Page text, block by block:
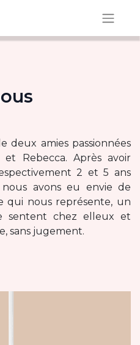
deux amies passionnées
Rebecca. Après avoir
2 et 5 ans
avons eu envie de
qui nous représente, un
sentent chez elleux et
sans jugement.